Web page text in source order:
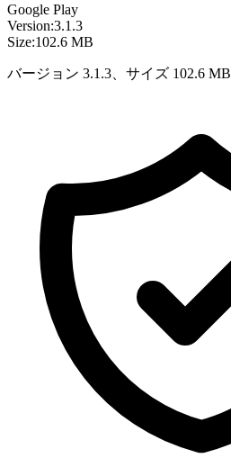
Google Play
Version:3.1.3
Size:102.6 MB
バージョン 3.1.3、サイズ 102.6 MB